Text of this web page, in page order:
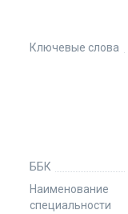
Ключевые слова
ББК
Наименование
специальности